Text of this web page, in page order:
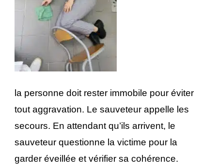
la personne doit rester immobile pour éviter
tout aggravation. Le sauveteur appelle les
secours. En attendant qu’ils arrivent, le
sauveteur questionne la victime pour la
garder éveillée et vérifier sa cohérence.